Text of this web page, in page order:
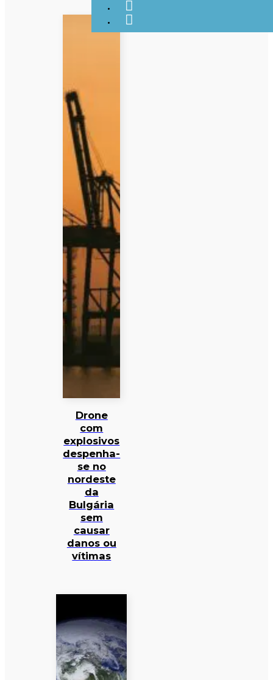
Drone
com
explosivos
despenha-
se no
nordeste
da
Bulgária
sem
causar
danos ou
vítimas